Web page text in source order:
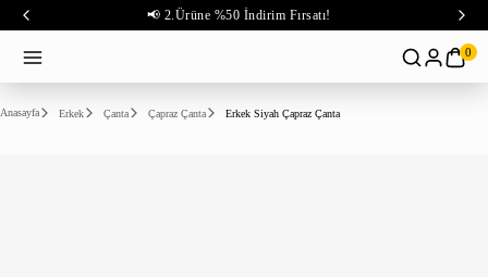
📢 2.Ürüne %50 İndirim Fırsatı!
0
Anasayfa Erkek Çanta Çapraz Çanta Erkek Siyah Çapraz Çanta